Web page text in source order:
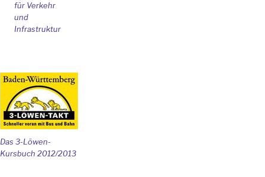
für Verkehr
und
Infrastruktur
Das 3-Löwen-
Kursbuch 2012/2013